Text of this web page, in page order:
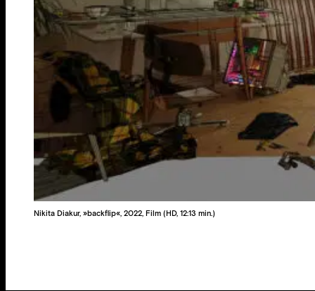
Nikita Diakur, »backflip«, 2022, Film (HD, 12:13 min.)